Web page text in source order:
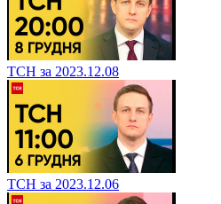
ТСН за 2023.12.08
ТСН за 2023.12.06